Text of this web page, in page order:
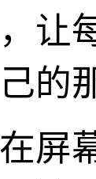
让
的
屏